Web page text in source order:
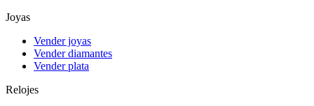
Joyas
Vender joyas
Vender diamantes
Vender plata
Relojes